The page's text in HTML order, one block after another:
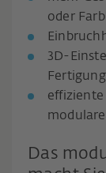
oder
3D-
effiziente
Das